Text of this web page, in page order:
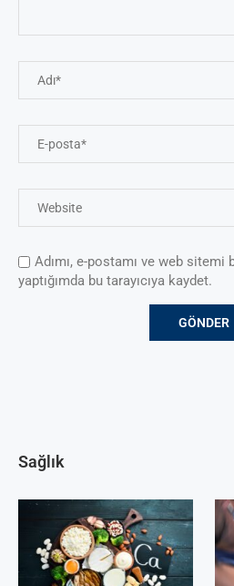
Adımı, e-postamı ve web
yaptığımda bu tarayıcıya kaydet.
Sağlık